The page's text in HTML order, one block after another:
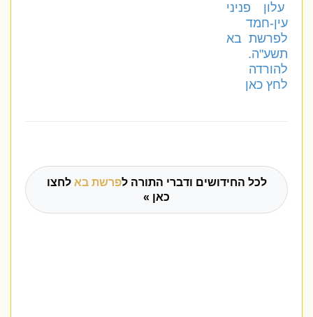
עלון פניני
עין-חמד
לפרשת בא
תשע"ה.
להורדה
לחץ כאן
לכל החידושים ודברי התורה לפרשת באלחצו
כאן »